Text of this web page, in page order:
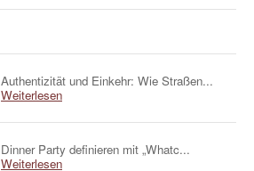
Authentizität und Einkehr: Wie Straßen...
Weiterlesen
Dinner Party definieren mit „Whatc...
Weiterlesen